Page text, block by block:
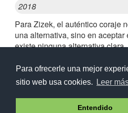
Para ofrecerle una mejor
sitio web usa cookies.
Leer
Entendido
2018
Para Zizek, el auténtico coraje
una alternativa, sino en
existe ninguna alternativa
presidencia de Trump